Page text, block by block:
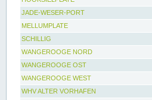
JADE-WESER-PORT
MELLUMPLATE
SCHILLIG
WANGEROOGE NORD
WANGEROOGE OST
WANGEROOGE WEST
WHV ALTER VORHAFEN